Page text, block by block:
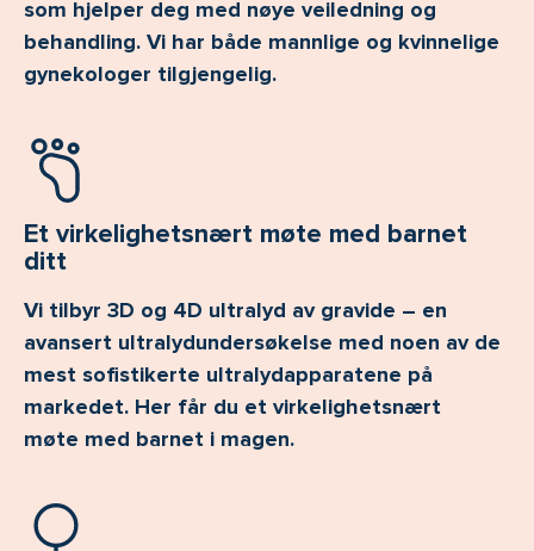
som hjelper deg med nøye veiledning og
behandling. Vi har både mannlige og kvinnelige
gynekologer tilgjengelig.
Et virkelighetsnært møte med barnet
ditt
Vi tilbyr 3D og 4D ultralyd av gravide – en
avansert ultralydundersøkelse med noen av de
mest sofistikerte ultralydapparatene på
markedet. Her får du et virkelighetsnært
møte med barnet i magen.